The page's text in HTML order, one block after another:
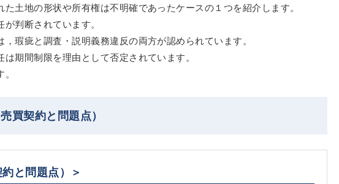
土地の形状や所有権は不明確であったケースの１つを紹介します。
判断されています。
瑕疵と調査・説明義務違反の両方が認められています。
期間制限を理由として否定されています。
買契約と問題点）
と問題点）＞